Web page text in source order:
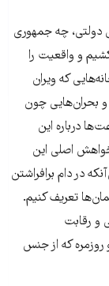
دولتی، چه جمهوری
و واقعیت را
که ویران
بحران‌هایی چون
درباره این
اصلی این
در دام برافراشتن
تعریف کنیم.
و رقابت
که از جنس